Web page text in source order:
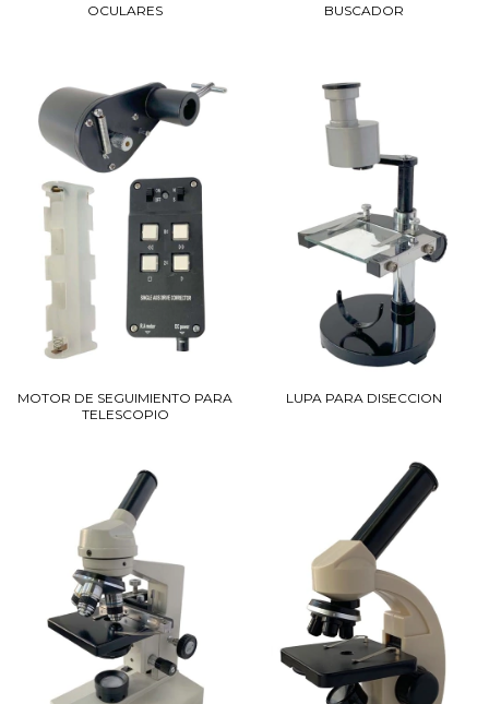
OCULARES BUSCADOR
MOTOR DE SEGUIMIENTO PARA
TELESCOPIO
LUPA PARA DISECCION